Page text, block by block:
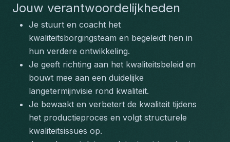
Jouw verantwoordelijkheden
Je stuurt en coacht het
kwaliteitsborgingsteam en begeleidt hen in
hun verdere ontwikkeling.
Je geeft richting aan het kwaliteitsbeleid en
bouwt mee aan een duidelijke
langetermijnvisie rond kwaliteit.
Je bewaakt en verbetert de kwaliteit tijdens
het productieproces en volgt structurele
kwaliteitsissues op.